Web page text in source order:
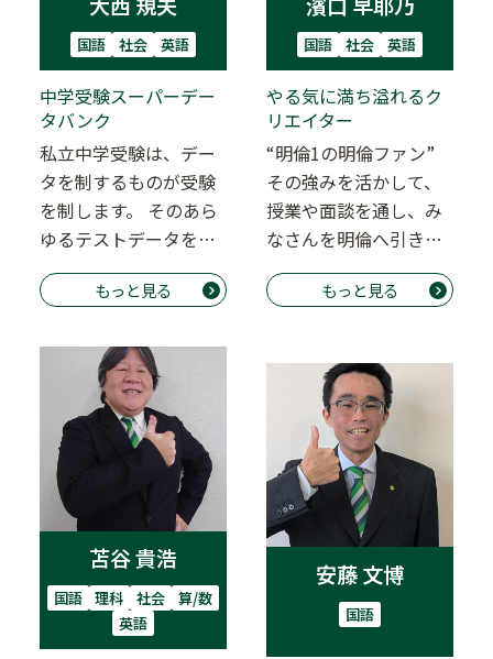
国語 社会 英語
中学受験スーパーデー
タバンク
私立中学受験は、デー
タを制するものが受験
を制します。 そのあら
ゆるテストデータを管
理しているのが大西先
生です。 全体的な…
もっと見る
国語 社会 英語
やる気に満ち溢れるク
リエイター
“明倫1の明倫ファン”
その強みを活かして、
授業や面談を通し、み
なさんを明倫へ引き込
みます！ いつも「な
ぜ？」と問いかけ…
もっと見る
苫谷 貴浩
国語 理科 社会
算/数
英語
安藤 文博
国語